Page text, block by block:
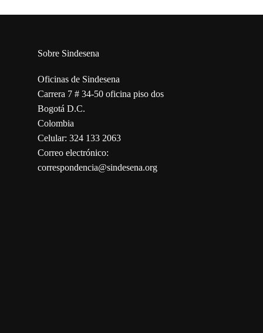
Sobre Sindesena
Oficinas de Sindesena
Carrera 7 # 34-50 oficina piso dos
Bogotá D.C.
Colombia
Celular: 324 133 2063
Correo electrónico:
correspondencia@sindesena.org